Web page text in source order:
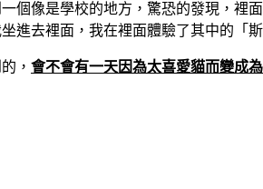
個像是學校的地方，驚恐的發現，
進去裡面，我在裡面體驗了其中的「
， 會不會有一天因為太喜愛貓而變成